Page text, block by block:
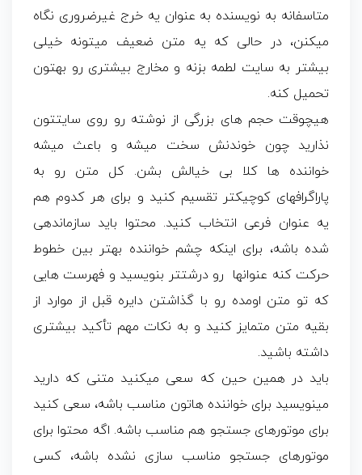
متاسفانه به نویسنده به عنوان یه خرج غیرضروری نگاه
میکنن، در حالی که یه متن ضعیف میتونه خیلی
بیشتر به سایت لطمه بزنه و مخارج بیشتری رو بهتون
تحمیل کنه.
هیچوقت حجم های بزرگی از نوشته رو روی سایتتون
نذارید چون خوندنش سخت میشه و باعث میشه
خواننده ها کلا بی خیالش بشن. کل متن رو به
پاراگرافهای کوچیکتر تقسیم کنید و برای هر کدوم هم
یه عنوان فرعی انتخاب کنید. محتوا باید سازماندهی
شده باشه، برای اینکه چشم خواننده بهتر بین خطوط
حرکت کنه عنوانها رو درشتتر بنویسید و فهرست هایی
که تو متن اومده رو با گذاشتن دایره قبل از موارد از
بقیه متن متمایز کنید و به نکات مهم تأکید بیشتری
داشته باشید.
باید در همین حین که سعی میکنید متنی که دارید
مینویسید برای خواننده هاتون مناسب باشه، سعی کنید
برای موتورهای جستجو هم مناسب باشه. اگه محتوا برای
موتورهای جستجو مناسب سازی نشده باشه، کسی